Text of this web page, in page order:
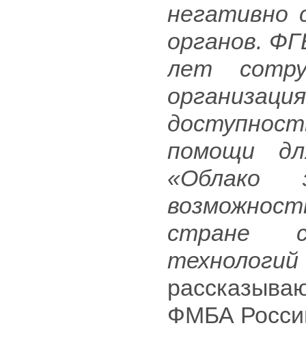
негативно
органов.
лет
помощи
«Облако
стране
ФМБА